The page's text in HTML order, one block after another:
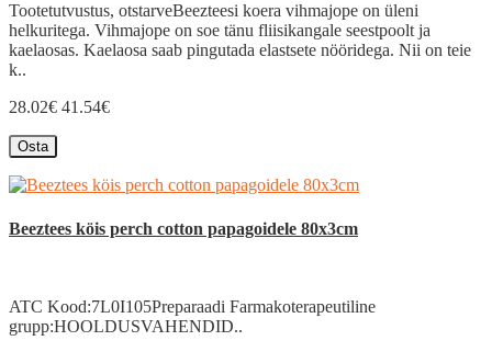
Tootetutvustus, otstarveBeezteesi koera vihmajope on üleni
helkuritega. Vihmajope on soe tänu fliisikangale seestpoolt ja
kaelaosas. Kaelaosa saab pingutada elastsete nööridega. Nii on teie
k..
28.02€ 41.54€
Osta
Beeztees köis perch cotton papagoidele 80x3cm
ATC Kood:7L0I105Preparaadi Farmakoterapeutiline
grupp:HOOLDUSVAHENDID..